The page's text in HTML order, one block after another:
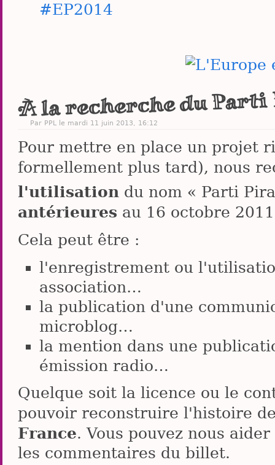
#EP2014
À la recherche du
Par PPL le mardi 11 juin 2013, 16:12
Pour mettre en place un projet
formellement plus tard), nous
l'utilisation du nom « Parti
antérieures au 16 octobre
Cela peut être :
l'enregistrement ou
association…
la publication d'une
microblog…
la mention dans une
émission radio…
Quelque soit la licence ou le
pouvoir reconstruire l'histoire
France. Vous pouvez nous
les commentaires du billet.